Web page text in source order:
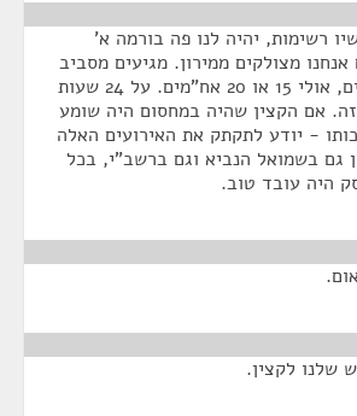
רשימות, יהיה לנו פה בורמה א'
מצולקים ממירון. מגיעים מסביב
ומסביב, כמו שאומרים, אולי 15 או 20 אח"מים. על 24 שעות
אם הקצין שהיה במחסום היה שומע
- יודע לתקתק את האירועים האלה
גם בשמואל הנביא וגם ברשב"י, בכל
היה עובד טוב.
שלנו לקצין.